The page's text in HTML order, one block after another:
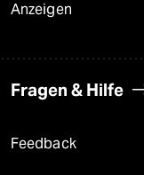
Anzeigen
Fragen & Hilfe
Feedback